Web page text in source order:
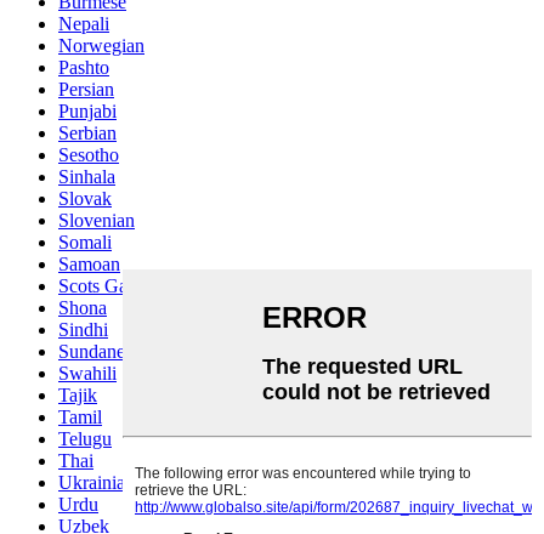
Nepali
Norwegian
Pashto
Persian
Punjabi
Serbian
Sesotho
Sinhala
Slovak
Slovenian
Somali
Samoan
Scots Gaelic
Shona
Sindhi
Sundanese
Swahili
Tajik
Tamil
Telugu
Thai
Ukrainian
Urdu
Uzbek